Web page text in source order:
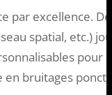
par excellence.
spatial, etc.)
pour
en bruitages